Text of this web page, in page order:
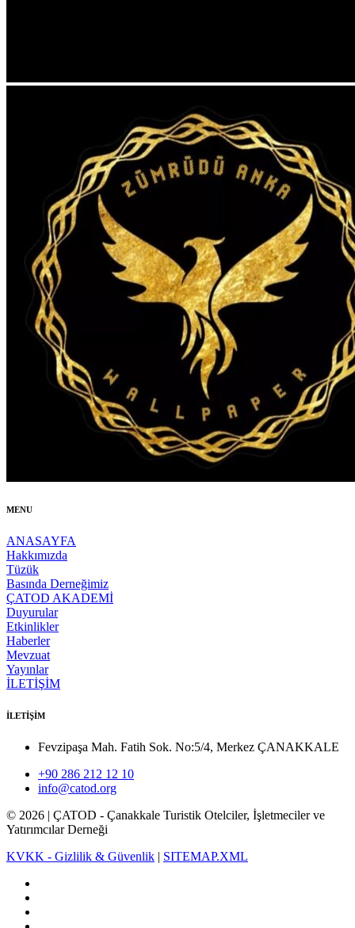
MENU
ANASAYFA
Hakkımızda
Tüzük
Basında Derneğimiz
ÇATOD AKADEMİ
Duyurular
Etkinlikler
Haberler
Mevzuat
Yayınlar
İLETİŞİM
İLETİŞİM
Fevzipaşa Mah. Fatih Sok. No:5/4, Merkez ÇANAKKALE
+90 286 212 12 10
info@catod.org
© 2026 | ÇATOD - Çanakkale Turistik Otelciler, İşletmeciler ve
Yatırımcılar Derneği
KVKK - Gizlilik & Güvenlik | SITEMAP.XML